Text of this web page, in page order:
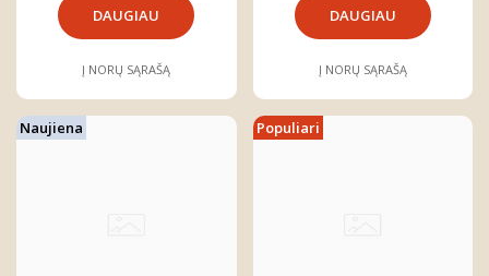
DAUGIAU
Į NORŲ SĄRAŠĄ
DAUGIAU
Į NORŲ SĄRAŠĄ
Naujiena Populiari